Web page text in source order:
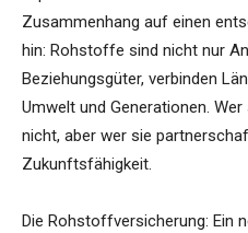
Zusammenhang auf einen
hin: Rohstoffe sind nicht nur
Beziehungsgüter, verbinden
Umwelt und Generationen.
nicht, aber wer sie
Zukunftsfähigkeit.
Die Rohstoffversicherung: Ein